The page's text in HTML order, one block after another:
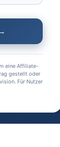
eine Affiliate-
gestellt oder
Für Nutzer